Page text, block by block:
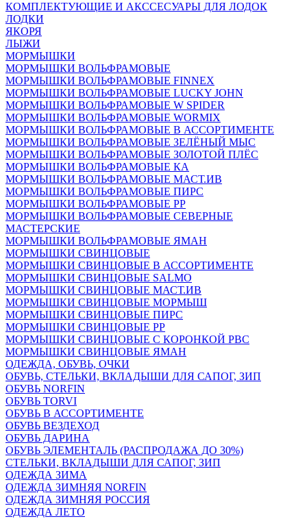
КОМПЛЕКТУЮЩИЕ И АКССЕСУАРЫ ДЛЯ ЛОДОК
ЛОДКИ
ЯКОРЯ
ЛЫЖИ
МОРМЫШКИ
МОРМЫШКИ ВОЛЬФРАМОВЫЕ
МОРМЫШКИ ВОЛЬФРАМОВЫЕ FINNEX
МОРМЫШКИ ВОЛЬФРАМОВЫЕ LUCKY JOHN
МОРМЫШКИ ВОЛЬФРАМОВЫЕ W SPIDER
МОРМЫШКИ ВОЛЬФРАМОВЫЕ WORMIX
МОРМЫШКИ ВОЛЬФРАМОВЫЕ В АССОРТИМЕНТЕ
МОРМЫШКИ ВОЛЬФРАМОВЫЕ ЗЕЛЁНЫЙ МЫС
МОРМЫШКИ ВОЛЬФРАМОВЫЕ ЗОЛОТОЙ ПЛЁС
МОРМЫШКИ ВОЛЬФРАМОВЫЕ КА
МОРМЫШКИ ВОЛЬФРАМОВЫЕ МАСТ.ИВ
МОРМЫШКИ ВОЛЬФРАМОВЫЕ ПИРС
МОРМЫШКИ ВОЛЬФРАМОВЫЕ РР
МОРМЫШКИ ВОЛЬФРАМОВЫЕ СЕВЕРНЫЕ
МАСТЕРСКИЕ
МОРМЫШКИ ВОЛЬФРАМОВЫЕ ЯМАН
МОРМЫШКИ СВИНЦОВЫЕ
МОРМЫШКИ СВИНЦОВЫЕ В АССОРТИМЕНТЕ
МОРМЫШКИ СВИНЦОВЫЕ SALMO
МОРМЫШКИ СВИНЦОВЫЕ МАСТ.ИВ
МОРМЫШКИ СВИНЦОВЫЕ МОРМЫШ
МОРМЫШКИ СВИНЦОВЫЕ ПИРС
МОРМЫШКИ СВИНЦОВЫЕ РР
МОРМЫШКИ СВИНЦОВЫЕ С КОРОНКОЙ РВС
МОРМЫШКИ СВИНЦОВЫЕ ЯМАН
ОДЕЖДА, ОБУВЬ, ОЧКИ
ОБУВЬ, СТЕЛЬКИ, ВКЛАДЫШИ ДЛЯ САПОГ, ЗИП
ОБУВЬ NORFIN
ОБУВЬ TORVI
ОБУВЬ В АССОРТИМЕНТЕ
ОБУВЬ ВЕЗДЕХОД
ОБУВЬ ДАРИНА
ОБУВЬ ЭЛЕМЕНТАЛЬ (РАСПРОДАЖА ДО 30%)
СТЕЛЬКИ, ВКЛАДЫШИ ДЛЯ САПОГ, ЗИП
ОДЕЖДА ЗИМА
ОДЕЖДА ЗИМНЯЯ NORFIN
ОДЕЖДА ЗИМНЯЯ РОССИЯ
ОДЕЖДА ЛЕТО